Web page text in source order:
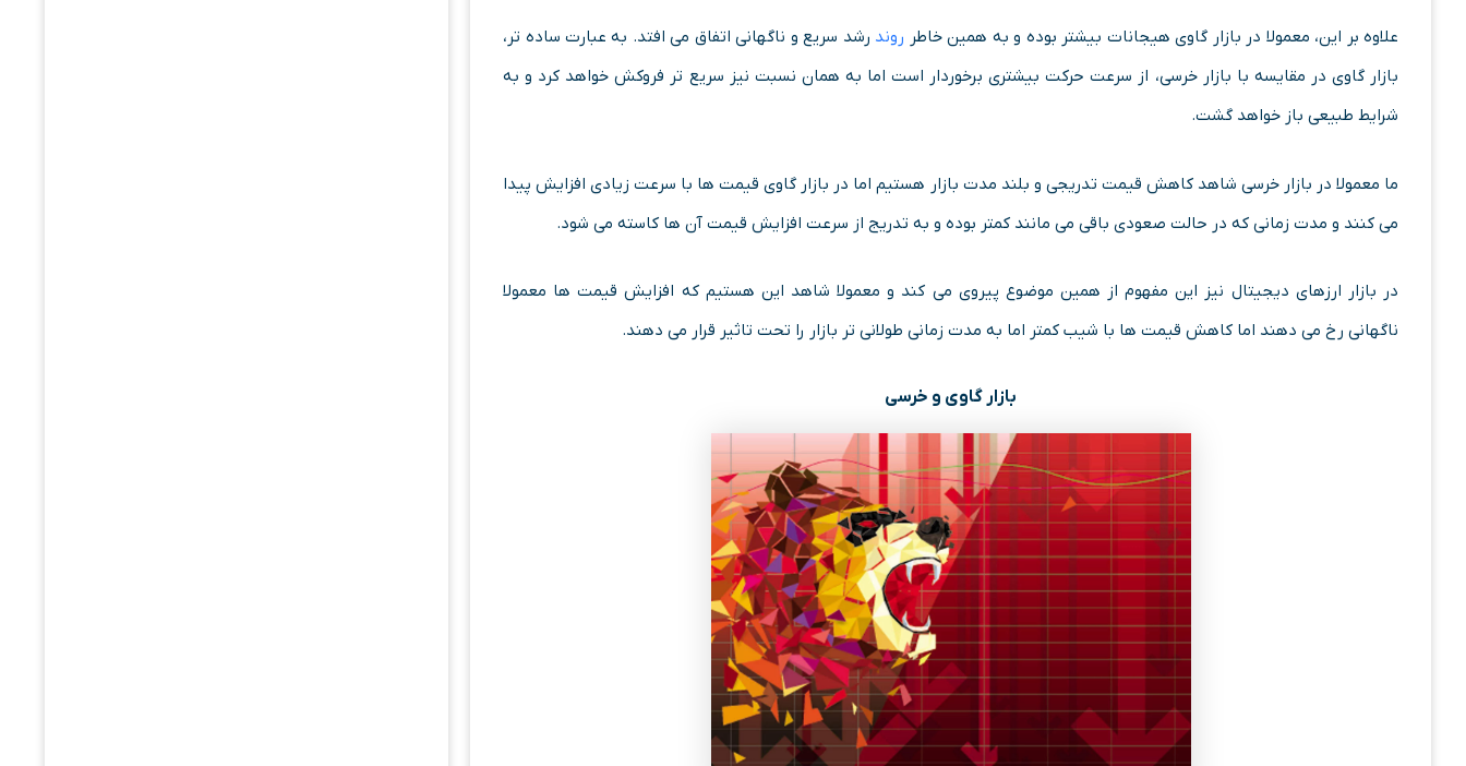
علاوه بر این، معمولا در بازار گاوی هیجانات بیشتر بوده و به همین خاطر روند رشد سریع و ناگهانی اتفاق می افتد. به عبارت ساده تر،
بازار گاوی در مقایسه با بازار خرسی، از سرعت حرکت بیشتری برخوردار است اما به همان نسبت نیز سریع تر فروکش خواهد کرد و به
شرایط طبیعی باز خواهد گشت.
ما معمولا در بازار خرسی شاهد کاهش قیمت تدریجی و بلند مدت بازار هستیم اما در بازار گاوی قیمت ها با سرعت زیادی افزایش پیدا
می کنند و مدت زمانی که در حالت صعودی باقی می مانند کمتر بوده و به تدریج از سرعت افزایش قیمت آن ها کاسته می شود.
در بازار ارزهای دیجیتال نیز این مفهوم از همین موضوع پیروی می کند و معمولا شاهد این هستیم که افزایش قیمت ها معمولا
ناگهانی رخ می دهند اما کاهش قیمت ها با شیب کمتر اما به مدت زمانی طولانی تر بازار را تحت تاثیر قرار می دهند.
بازار گاوی و خرسی